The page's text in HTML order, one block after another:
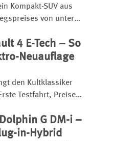
Kompakt-SUV aus
von unter
Turbobenziner
den
4 E-Tech – So
Neuauflage
den Kultklassiker
Testfahrt, Preise,
G DM-i –
in-Hybrid